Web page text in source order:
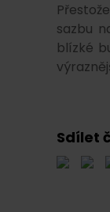
sazbu
blízké
Sdílet